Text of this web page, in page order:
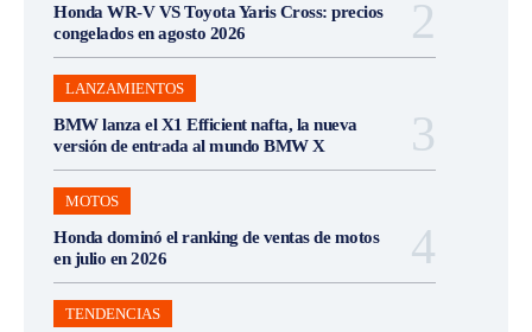
Honda WR-V VS Toyota Yaris Cross: precios
congelados en agosto 2026
LANZAMIENTOS
BMW lanza el X1 Efficient nafta, la nueva
versión de entrada al mundo BMW X
MOTOS
Honda dominó el ranking de ventas de motos
en julio en 2026
TENDENCIAS